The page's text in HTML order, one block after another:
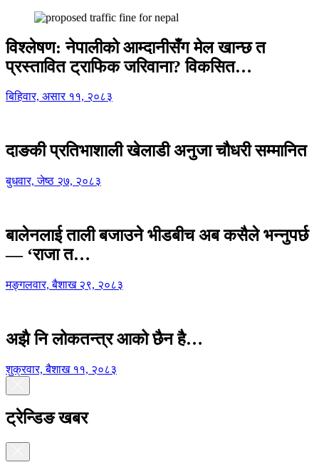
विश्लेषण: नेपालीको आम्दानीसँग मेल खान्छ त
प्रस्तावित ट्राफिक जरिवाना? विकसित…
बिहिवार, असार ११, २०८३
दाङकी प्रतिभाशाली खेलाडी अनुजा चौधरी सम्मानित
बुधवार, जेष्ठ २७, २०८३
बालेनलाई ताली बजाउने भीडबीच अब कसैले भन्नुपर्छ
— ‘राजा त…
मङ्गलवार, बैशाख २९, २०८३
अझै नि लोकतन्त्र आको छैन है…
शुक्रवार, बैशाख ११, २०८३
ट्रेन्डिङ खबर